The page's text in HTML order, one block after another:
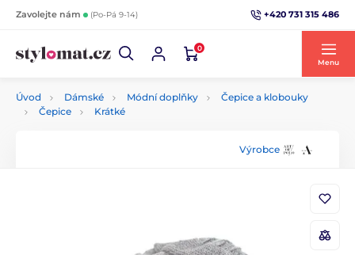
Zavolejte nám (Po-Pá 9-14) +420 731 315 486
0
Menu
Úvod Dámské Módní doplňky
Čepice a klobouky
Čepice
Krátké
Výrobce